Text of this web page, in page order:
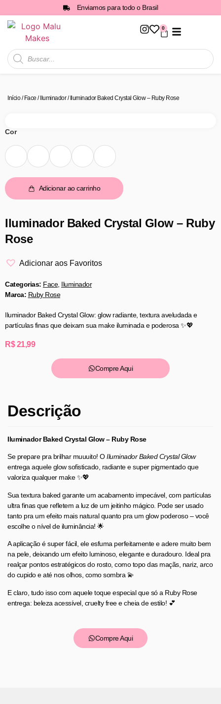
Enviamos para todo o Brasil
0
Início/ Face / Iluminador/ Iluminador Baked Crystal Glow – Ruby Rose
Iluminador Baked Crystal Glow – Ruby
Rose
Adicionar aos Favoritos
Categorias: Face, Iluminador
Marca: Ruby Rose
Iluminador Baked Crystal Glow: glow radiante, textura aveludada e
partículas finas que deixam sua make iluminada e poderosa ✨💖
R$21,99
Cor
Adicionar ao carrinho
Compre Aqui
Descrição
Iluminador Baked Crystal Glow – Ruby Rose
Se prepare pra brilhar muuuito! OIluminador Baked Crystal Glow
entrega aquele glow sofisticado, radiante e super pigmentado que
valoriza qualquer make ✨💖
Sua textura baked garante um acabamento impecável, com partículas
ultra finas que refletem a luz de um jeitinho mágico. Pode ser usado
tanto pra um efeito mais natural quanto pra um glow poderoso – você
escolhe o nível de iluminância! 🌟
A aplicação é super fácil, ele esfuma perfeitamente e adere muito bem
na pele, deixando um efeito luminoso, elegante e duradouro. Ideal pra
realçar pontos estratégicos do rosto, como topo das maçãs, nariz, arco
do cupido e até nos olhos, como sombra 💫
E claro, tudo isso com aquele toque especial que só a Ruby Rose
entrega: beleza acessível, cruelty free e cheia de estilo! 💕
Compre Aqui